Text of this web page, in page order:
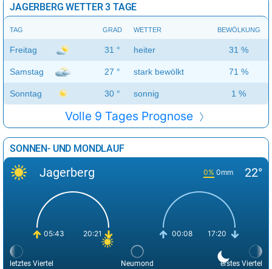
JAGERBERG WETTER 3 TAGE
TAG GRAD WETTER BEWÖLKUNG
Freitag 31 ° heiter 31 %
Samstag 27 ° stark bewölkt 71 %
Sonntag 30 ° sonnig 1 %
Volle 9 Tages Prognose
SONNEN- UND MONDLAUF
Jagerberg 0% 0mm 22°
05:43 20:21 00:08 17:20
letztes Viertel
Neumond
erstes Viertel